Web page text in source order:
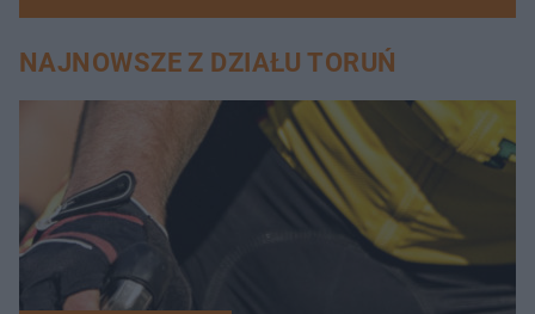
NAJNOWSZE Z DZIAŁU TORUŃ